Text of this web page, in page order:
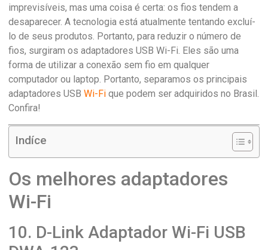
imprevisíveis, mas uma coisa é certa: os fios tendem a
desaparecer. A tecnologia está atualmente tentando excluí-
lo de seus produtos. Portanto, para reduzir o número de
fios, surgiram os adaptadores USB Wi-Fi. Eles são uma
forma de utilizar a conexão sem fio em qualquer
computador ou laptop. Portanto, separamos os principais
adaptadores USB Wi-Fi que podem ser adquiridos no Brasil.
Confira!
Indíce
Os melhores adaptadores
Wi-Fi
10. D-Link Adaptador Wi-Fi USB